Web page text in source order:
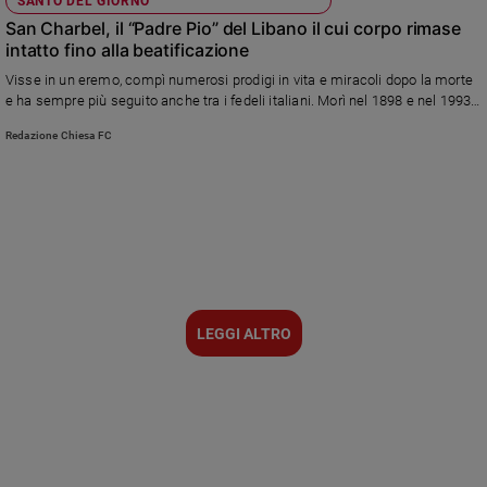
San Charbel, il “Padre Pio” del Libano il cui corpo rimase
intatto fino alla beatificazione
Visse in un eremo, compì numerosi prodigi in vita e miracoli dopo la morte
e ha sempre più seguito anche tra i fedeli italiani. Morì nel 1898 e nel 1993
una donna libanese madre di 12 figli
Redazione Chiesa FC
LEGGI ALTRO